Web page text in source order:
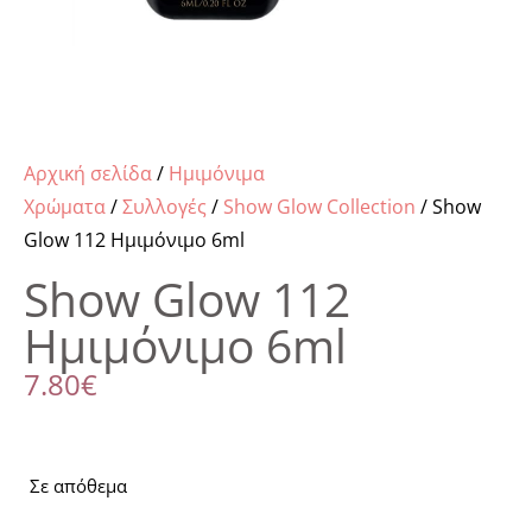
Αρχική σελίδα/ Ημιμόνιμα
Χρώματα/Συλλογές / Show Glow Collection / Show
Glow 112 Ημιμόνιμο 6ml
Show Glow 112
Ημιμόνιμο 6ml
7.80€
Σε απόθεμα